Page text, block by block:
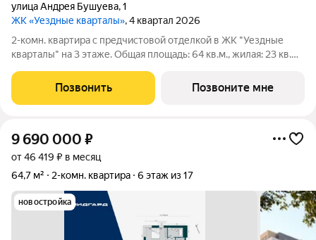
улица Андрея Бушуева,1
ЖК «Уездные кварталы», 4 квартал 2026
2-комн. квартира с предчистовой отделкой в ЖК "Уездные
кварталы" на 3 этаже. Общая площадь: 64 кв.м., жилая: 23 кв.м.,
квартира, идеально подойдет любителям тишины и
панорамных видов. В квартире
Позвонить Позвоните мне
9 690 000 ₽
от 46 419 ₽ в месяц
64,7 м²
2-комн. квартира 6 этаж из 17
новостройка